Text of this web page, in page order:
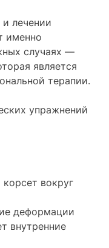
лечении
именно
случаях —
является
терапии.
упражнений
вокруг
деформации
внутренние